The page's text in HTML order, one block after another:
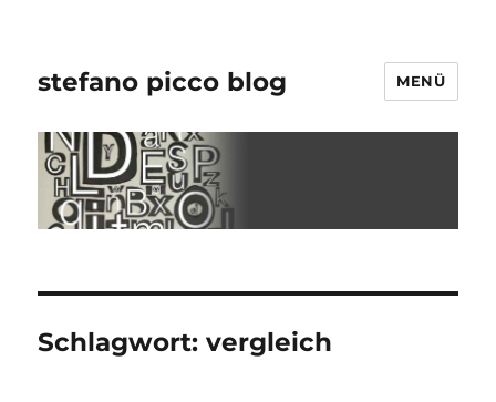
stefano picco blog MENÜ
Schlagwort:vergleich